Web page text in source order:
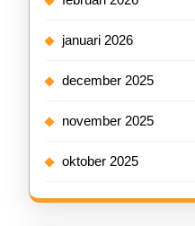
januari 2026
december 2025
november 2025
oktober 2025